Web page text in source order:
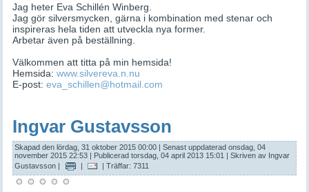
Jag heter Eva Schillén Winberg.
Jag gör silversmycken, gärna i kombination med stenar och
inspireras hela tiden att utveckla nya former.
Arbetar även på beställning.
Välkommen att titta på min hemsida!
Hemsida:www.silvereva.n.nu
E-post:eva_schillen@hotmail.com
Ingvar Gustavsson
Skapad den lördag, 31 oktober 2015 00:00 |Senast uppdaterad onsdag, 04
november 2015 22:53 | Publicerad torsdag, 04 april 2013 15:01 |Skriven av Ingvar
Gustavsson | | | Träffar: 7311